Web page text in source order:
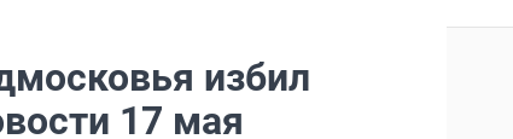
избил
17 мая